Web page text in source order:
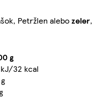
Petržlen alebozeler,
g
kJ/32 kcal